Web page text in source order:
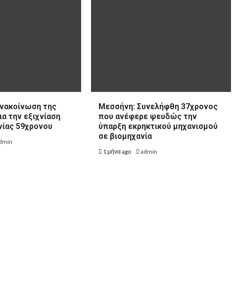
της
την εξιχνίαση
59χρονου
Μεσσήνη: Συνελήφθη 37χρονος
που ανέφερε ψευδώς την
ύπαρξη εκρηκτικού μηχανισμού
σε βιομηχανία
1 μήνα ago admin